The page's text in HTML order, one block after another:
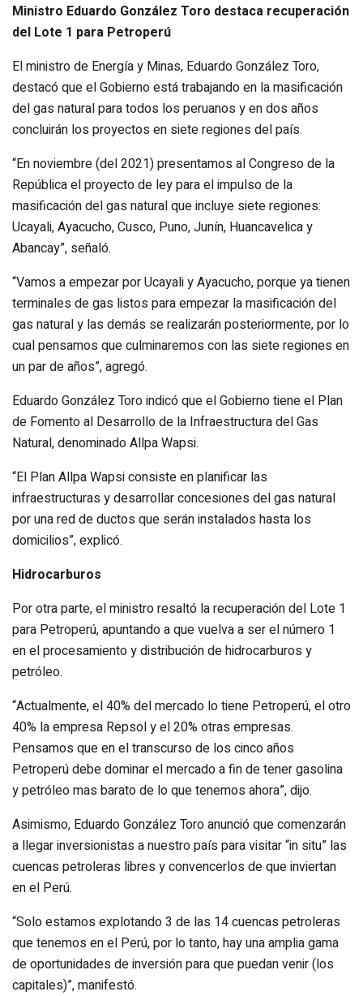
Ministro Eduardo González Toro destaca recuperación
del Lote 1 para Petroperú
El ministro de Energía y Minas, Eduardo González Toro,
destacó que el Gobierno está trabajando en la masificación
del gas natural para todos los peruanos y en dos años
concluirán los proyectos en siete regiones del país.
“En noviembre (del 2021) presentamos al Congreso de la
República el proyecto de ley para el impulso de la
masificación del gas natural que incluye siete regiones:
Ucayali, Ayacucho, Cusco, Puno, Junín, Huancavelica y
Abancay”, señaló.
“Vamos a empezar por Ucayali y Ayacucho, porque ya tienen
terminales de gas listos para empezar la masificación del
gas natural y las demás se realizarán posteriormente, por lo
cual pensamos que culminaremos con las siete regiones en
un par de años”, agregó.
Eduardo González Toro indicó que el Gobierno tiene el Plan
de Fomento al Desarrollo de la Infraestructura del Gas
Natural, denominado Allpa Wapsi.
“El Plan Allpa Wapsi consiste en planificar las
infraestructuras y desarrollar concesiones del gas natural
por una red de ductos que serán instalados hasta los
domicilios”, explicó.
Hidrocarburos
Por otra parte, el ministro resaltó la recuperación del Lote 1
para Petroperú, apuntando a que vuelva a ser el número 1
en el procesamiento y distribución de hidrocarburos y
petróleo.
“Actualmente, el 40% del mercado lo tiene Petroperú, el otro
40% la empresa Repsol y el 20% otras empresas.
Pensamos que en el transcurso de los cinco años
Petroperú debe dominar el mercado a fin de tener gasolina
y petróleo mas barato de lo que tenemos ahora”, dijo.
Asimismo, Eduardo González Toro anunció que comenzarán
a llegar inversionistas a nuestro país para visitar “in situ” las
cuencas petroleras libres y convencerlos de que inviertan
en el Perú.
“Solo estamos explotando 3 de las 14 cuencas petroleras
que tenemos en el Perú, por lo tanto, hay una amplia gama
de oportunidades de inversión para que puedan venir (los
capitales)”, manifestó.